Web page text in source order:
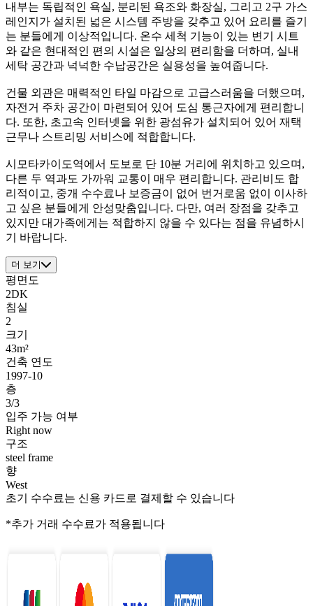
내부는 독립적인 욕실, 분리된 욕조와 화장실, 그리고 2구 가스
레인지가 설치된 넓은 시스템 주방을 갖추고 있어 요리를 즐기
는 분들에게 이상적입니다. 온수 세척 기능이 있는 변기 시트
와 같은 현대적인 편의 시설은 일상의 편리함을 더하며, 실내
세탁 공간과 넉넉한 수납공간은 실용성을 높여줍니다.
건물 외관은 매력적인 타일 마감으로 고급스러움을 더했으며,
자전거 주차 공간이 마련되어 있어 도심 통근자에게 편리합니
다. 또한, 초고속 인터넷을 위한 광섬유가 설치되어 있어 재택
근무나 스트리밍 서비스에 적합합니다.
시모타카이도역에서 도보로 단 10분 거리에 위치하고 있으며,
다른 두 역과도 가까워 교통이 매우 편리합니다. 관리비도 합
리적이고, 중개 수수료나 보증금이 없어 번거로움 없이 이사하
고 싶은 분들에게 안성맞춤입니다. 다만, 여러 장점을 갖추고
있지만 대가족에게는 적합하지 않을 수 있다는 점을 유념하시
기 바랍니다.
더 보기
평면도
2DK
침실
2
크기
43m²
건축 연도
1997-10
층
3/3
입주 가능 여부
Right now
구조
steel frame
향
West
초기 수수료는 신용 카드로 결제할 수 있습니다
*추가 거래 수수료가 적용됩니다